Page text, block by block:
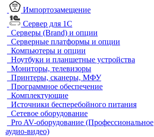
Импортозамещение
Сервер для 1С
Серверы (Brand) и опции
Серверные платформы и опции
Компьютеры и опции
Ноутбуки и планшетные устройства
Мониторы, телевизоры
Принтеры, сканеры, МФУ
Программное обеспечение
Комплектующие
Источники бесперебойного питания
Сетевое оборудование
Pro AV-оборудование (Профессиональное
аудио-видео)